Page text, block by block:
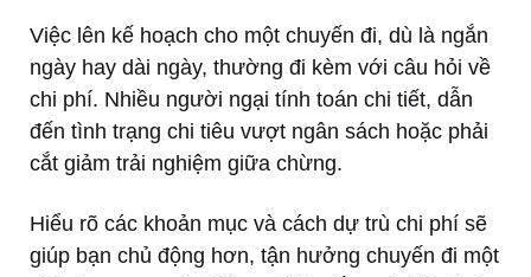
Việc lên kế hoạch cho một chuyến đi, dù là ngắn
ngày hay dài ngày, thường đi kèm với câu hỏi về
chi phí. Nhiều người ngại tính toán chi tiết, dẫn
đến tình trạng chi tiêu vượt ngân sách hoặc phải
cắt giảm trải nghiệm giữa chừng.
Hiểu rõ các khoản mục và cách dự trù chi phí sẽ
giúp bạn chủ động hơn, tận hưởng chuyến đi một